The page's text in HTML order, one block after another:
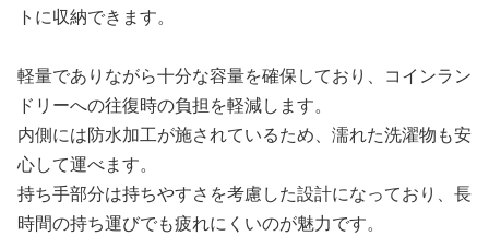
トに収納できます。
軽量でありながら十分な容量を確保しており、コインラン
ドリーへの往復時の負担を軽減します。
内側には防水加工が施されているため、濡れた洗濯物も安
心して運べます。
持ち手部分は持ちやすさを考慮した設計になっており、長
時間の持ち運びでも疲れにくいのが魅力です。